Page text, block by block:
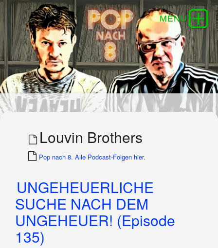
Louvin Brothers
Pop nach 8. Alle Podcast-Folgen hier.
UNGEHEUERLICHE
SUCHE NACH DEM
UNGEHEUER! (Episode
135)